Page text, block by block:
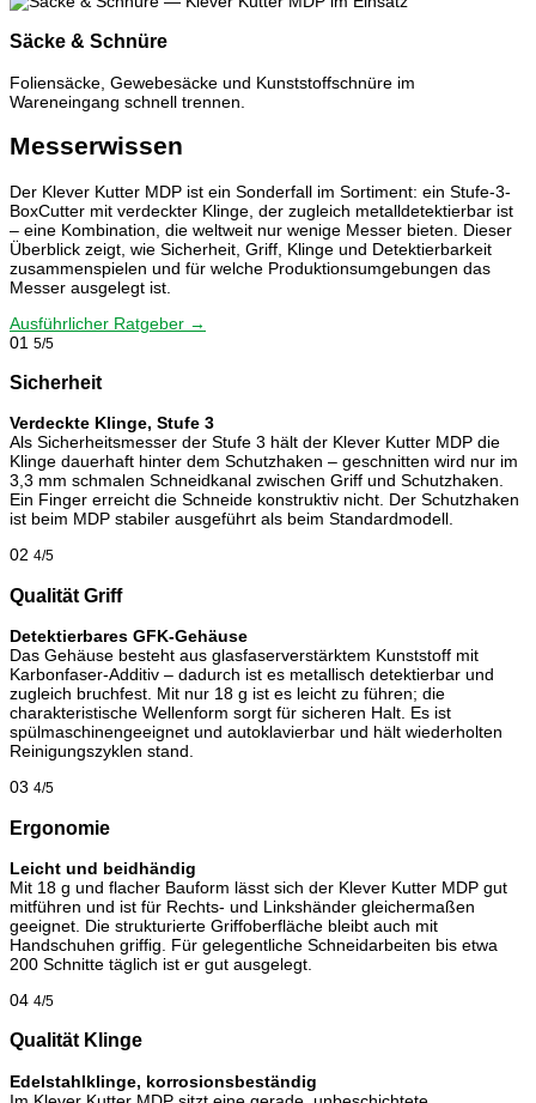
Säcke & Schnüre
Foliensäcke, Gewebesäcke und Kunststoffschnüre im
Wareneingang schnell trennen.
Messerwissen
Der Klever Kutter MDP ist ein Sonderfall im Sortiment: ein Stufe-3-
BoxCutter mit verdeckter Klinge, der zugleich metalldetektierbar ist
– eine Kombination, die weltweit nur wenige Messer bieten. Dieser
Überblick zeigt, wie Sicherheit, Griff, Klinge und Detektierbarkeit
zusammenspielen und für welche Produktionsumgebungen das
Messer ausgelegt ist.
Ausführlicher Ratgeber →
01 5/5
Sicherheit
Verdeckte Klinge, Stufe 3
Als Sicherheitsmesser der Stufe 3 hält der Klever Kutter MDP die
Klinge dauerhaft hinter dem Schutzhaken – geschnitten wird nur im
3,3 mm schmalen Schneidkanal zwischen Griff und Schutzhaken.
Ein Finger erreicht die Schneide konstruktiv nicht. Der Schutzhaken
ist beim MDP stabiler ausgeführt als beim Standardmodell.
02 4/5
Qualität Griff
Detektierbares GFK-Gehäuse
Das Gehäuse besteht aus glasfaserverstärktem Kunststoff mit
Karbonfaser-Additiv – dadurch ist es metallisch detektierbar und
zugleich bruchfest. Mit nur 18 g ist es leicht zu führen; die
charakteristische Wellenform sorgt für sicheren Halt. Es ist
spülmaschinengeeignet und autoklavierbar und hält wiederholten
Reinigungszyklen stand.
03 4/5
Ergonomie
Leicht und beidhändig
Mit 18 g und flacher Bauform lässt sich der Klever Kutter MDP gut
mitführen und ist für Rechts- und Linkshänder gleichermaßen
geeignet. Die strukturierte Griffoberfläche bleibt auch mit
Handschuhen griffig. Für gelegentliche Schneidarbeiten bis etwa
200 Schnitte täglich ist er gut ausgelegt.
04 4/5
Qualität Klinge
Edelstahlklinge, korrosionsbeständig